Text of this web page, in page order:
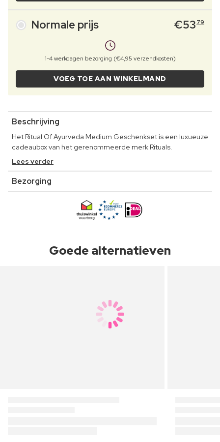
Normale prijs €53 79
1-4 werkdagen bezorging (€4,95 verzendkosten)
VOEG TOE AAN WINKELMAND
Beschrijving
Het Ritual Of Ayurveda Medium Geschenkset is een luxueuze
cadeaubox van het gerenommeerde merk Rituals.
Lees verder
Bezorging
Goede alternatieven